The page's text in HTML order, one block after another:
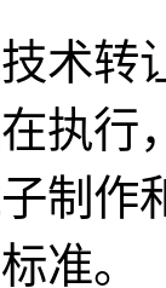
转
执行
制作
准。